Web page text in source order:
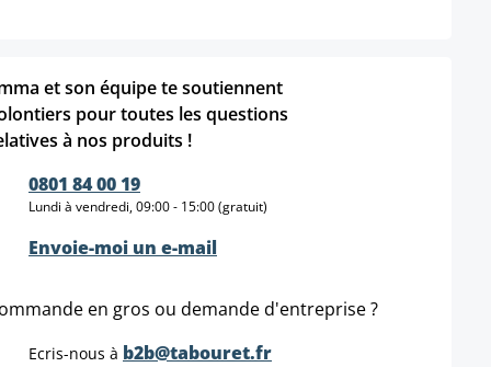
et son équipe te soutiennent
pour toutes les questions
à nos produits !
0801 84 00 19
Lundi à vendredi, 09:00 - 15:00 (gratuit)
Envoie-moi un e-mail
en gros ou demande d'entreprise ?
Ecris-nous à b2b@tabouret.fr